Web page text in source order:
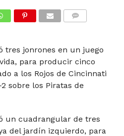
tres jonrones en un juego
para producir cinco
a los Rojos de Cincinnati
sobre los Piratas de
un cuadrangular de tres
del jardín izquierdo, para